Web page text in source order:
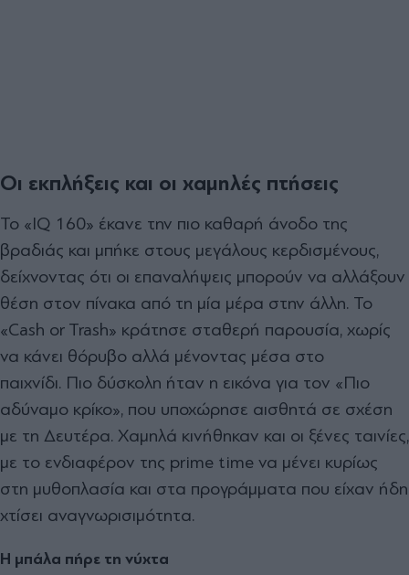
Οι εκπλήξεις και οι χαμηλές πτήσεις
Το «IQ 160» έκανε την πιο καθαρή άνοδο της
βραδιάς και μπήκε στους μεγάλους κερδισμένους,
δείχνοντας ότι οι επαναλήψεις μπορούν να αλλάξουν
θέση στον πίνακα από τη μία μέρα στην άλλη. Το
«Cash or Trash» κράτησε σταθερή παρουσία, χωρίς
να κάνει θόρυβο αλλά μένοντας μέσα στο
παιχνίδι. Πιο δύσκολη ήταν η εικόνα για τον «Πιο
αδύναμο κρίκο», που υποχώρησε αισθητά σε σχέση
με τη Δευτέρα. Χαμηλά κινήθηκαν και οι ξένες ταινίες,
με το ενδιαφέρον της prime time να μένει κυρίως
στη μυθοπλασία και στα προγράμματα που είχαν ήδη
χτίσει αναγνωρισιμότητα.
Η μπάλα πήρε τη νύχτα